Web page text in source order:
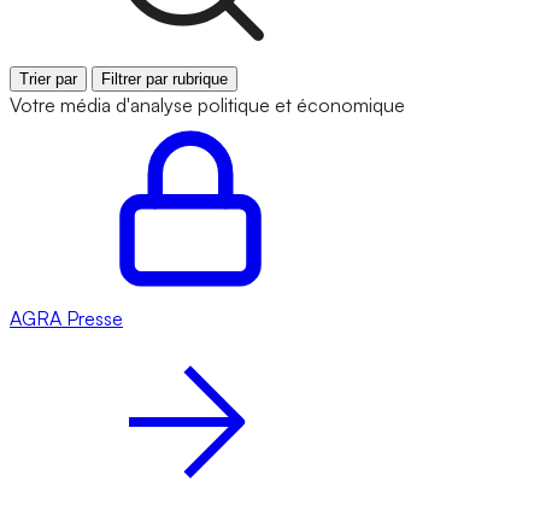
Trier par Filtrer par rubrique
Votre média d'analyse politique et économique
AGRA Presse